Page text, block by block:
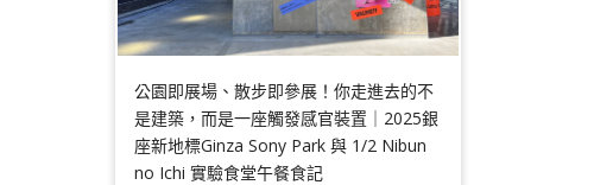
公園即展場、散步即參展！你走進去的不
是建築，而是一座觸發感官裝置｜2025銀
座新地標Ginza Sony Park 與 1/2 Nibun
no Ichi 實驗食堂午餐食記